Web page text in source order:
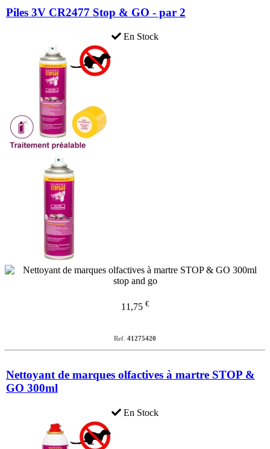
Piles 3V CR2477 Stop & GO - par 2
En Stock
11,75 €
Ref. 41275420
Nettoyant de marques olfactives à martre STOP &
GO 300ml
En Stock